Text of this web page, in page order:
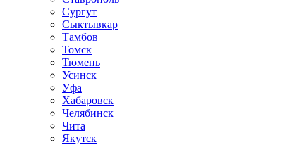
Сургут
Сыктывкар
Тамбов
Томск
Тюмень
Усинск
Уфа
Хабаровск
Челябинск
Чита
Якутск